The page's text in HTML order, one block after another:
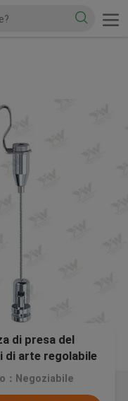
di presa del
di arte regolabile
：Negoziabile